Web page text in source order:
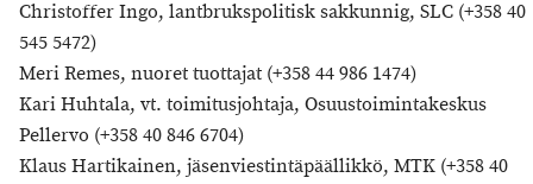
Christoffer Ingo, lantbrukspolitisk sakkunnig, SLC (+358 40
545 5472)
Meri Remes, nuoret tuottajat (+358 44 986 1474)
Kari Huhtala, vt. toimitusjohtaja, Osuustoimintakeskus
Pellervo (+358 40 846 6704)
Klaus Hartikainen, jäsenviestintäpäällikkö, MTK (+358 40